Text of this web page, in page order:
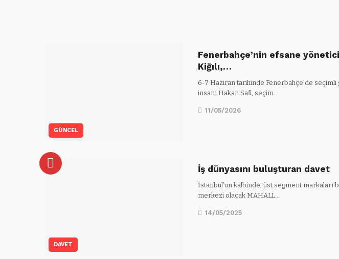
GÜNCEL
Fenerbahçe’nin efsane
Kiğılı,…
6-7 Haziran tarihinde Fenerbahçe’de seçimli
insanı Hakan Safi, seçim…
11/05/2026
DAVET
İş dünyasını buluşturan davet
İstanbul’un kalbinde, üst segment markaları
merkezi olacak MAHALL…
14/05/2025